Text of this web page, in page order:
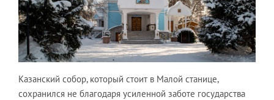
Казанский собор, который стоит в Малой станице,
сохранился не благодаря усиленной заботе государства